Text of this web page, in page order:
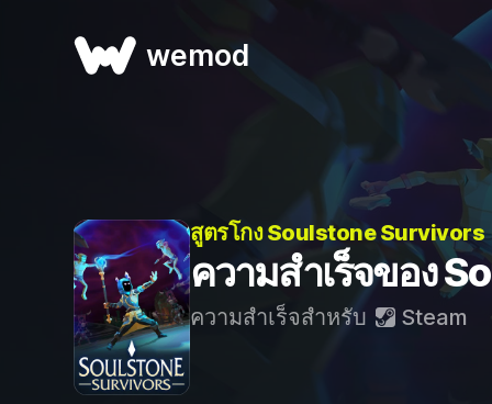
wemod
สูตรโกง Soulstone
ความสำเร็จของ
ความสำเร็จสำหรับ Steam